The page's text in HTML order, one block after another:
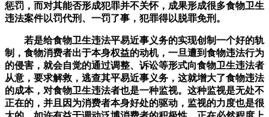
惩罚，而对其能否形成犯罪并不关怀，成果形成很多食物卫生
违法案件以罚代刑、一罚了事，犯罪得以脱罪免刑。
若是给食物卫生违法平易近事义务的实现创制一个好的轨
制，食物消费者出于本身权益的动机，一旦遭到食物违法行为
的侵害，就会自觉的通过调整、诉讼等形式向食物卫生违法者
从意，要求解救，逃查其平易近事义务，这就增大了食物违法
的成本，对食物卫生违法者也是一种监视。这种监视是无处不
正在的，并且因为消费者本身好处的驱动，监视的力度也是很